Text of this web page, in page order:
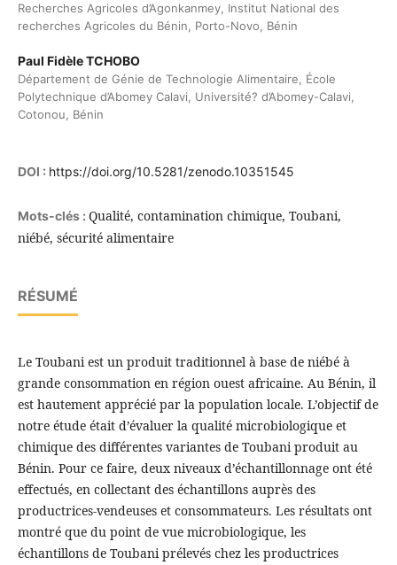
Recherches Agricoles d’Agonkanmey, Institut National des
recherches Agricoles du Bénin, Porto-Novo, Bénin
Paul Fidèle TCHOBO
Département de Génie de Technologie Alimentaire, École
Polytechnique d’Abomey Calavi, Université? d’Abomey-Calavi,
Cotonou, Bénin
DOI : https://doi.org/10.5281/zenodo.10351545
Mots-clés : Qualité, contamination chimique, Toubani,
niébé, sécurité alimentaire
RÉSUMÉ
Le Toubani est un produit traditionnel à base de niébé à
grande consommation en région ouest africaine. Au Bénin, il
est hautement apprécié par la population locale. L’objectif de
notre étude était d’évaluer la qualité microbiologique et
chimique des différentes variantes de Toubani produit au
Bénin. Pour ce faire, deux niveaux d’échantillonnage ont été
effectués, en collectant des échantillons auprès des
productrices-vendeuses et consommateurs. Les résultats ont
montré que du point de vue microbiologique, les
échantillons de Toubani prélevés chez les productrices